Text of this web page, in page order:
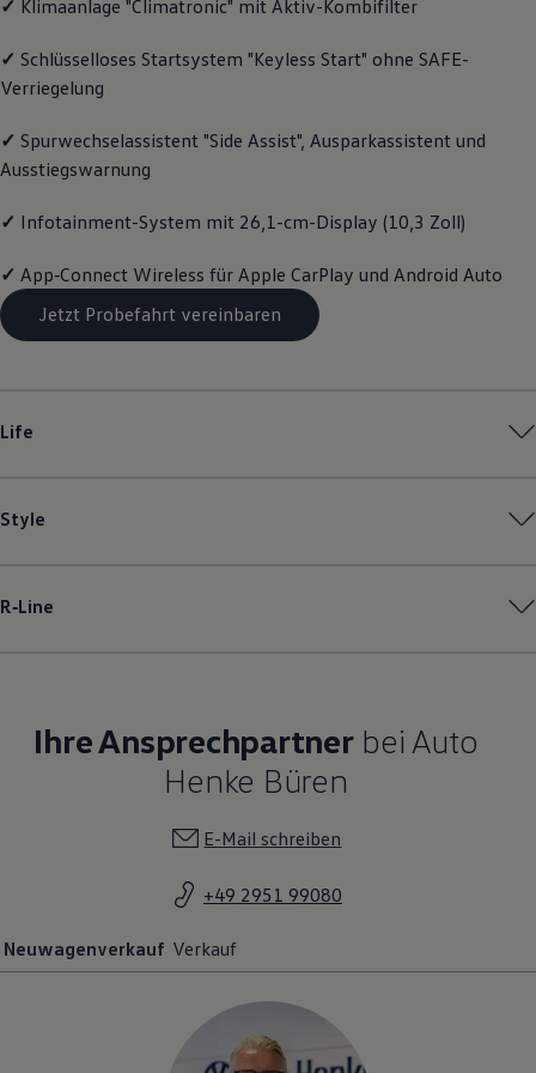
Magazin
Transport
Volkswagen R
Pannen- und Unfallhilfe
Volkswagen Kundenbetreuung
✓ Klimaanlage "Climatronic" mit Aktiv-Kombifilter
✓ Schlüsselloses Startsystem "Keyless Start" ohne SAFE-
Verriegelung
✓ Spurwechselassistent "Side Assist", Ausparkassistent und
Ausstiegswarnung
✓ Infotainment-System mit 26,1-cm-Display (10,3 Zoll)
✓ App‑Connect Wireless für Apple CarPlay und Android Auto
Jetzt Probefahrt vereinbaren
Life
Style
R‑Line
Ihre Ansprechpartnerbei Auto
Henke Büren
E-Mail schreiben
+49 2951 99080
Neuwagenverkauf Verkauf